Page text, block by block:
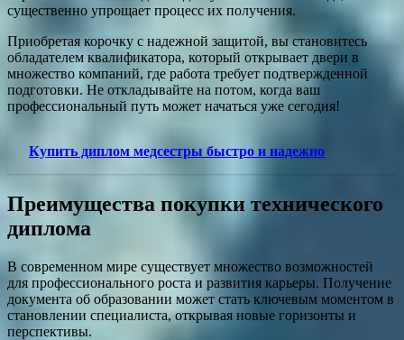
существенно упрощает процесс их получения.
Приобретая корочку с надежной защитой, вы становитесь
обладателем квалификатора, который открывает двери в
множество компаний, где работа требует подтвержденной
подготовки. Не откладывайте на потом, когда ваш
профессиональный путь может начаться уже сегодня!
Купить диплом медсестры быстро и надежно
Преимущества покупки технического
диплома
В современном мире существует множество возможностей
для профессионального роста и развития карьеры. Получение
документа об образовании может стать ключевым моментом в
становлении специалиста, открывая новые горизонты и
перспективы.